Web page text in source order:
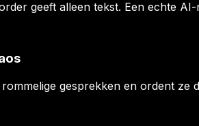
geeft alleen tekst. Een echte
gesprekken en ordent ze